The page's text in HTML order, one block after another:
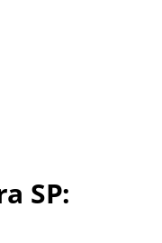
SP: